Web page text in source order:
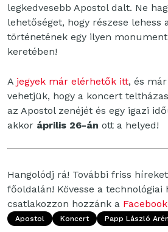
legkedvesebb Apostol dalt. Ne
lehetőséget, hogy részese lehess
történetének egy ilyen
keretében!
A jegyek már elérhetők itt, és
vehetjük, hogy a koncert
az Apostol zenéjét és egy igazi
akkor április 26-án ott a helyed!
Hangolódj rá! További friss
főoldalán! Kövesse a technológiai
csatlakozzon hozzánk a
Apostol Koncert Papp László